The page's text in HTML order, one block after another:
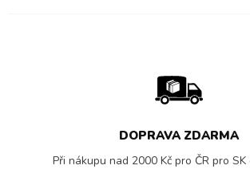
DOPRAVA ZDARMA
Při nákupu nad 2000 Kč pro ČR pro SK